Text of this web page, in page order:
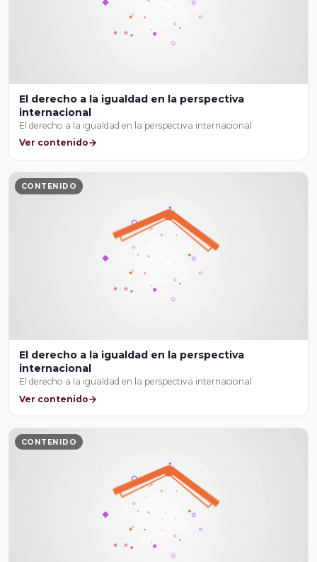
El derecho a la igualdad en la perspectiva
internacional
El derecho a la igualdad en la perspectiva internacional
Ver contenido
CONTENIDO
El derecho a la igualdad en la perspectiva
internacional
El derecho a la igualdad en la perspectiva internacional
Ver contenido
CONTENIDO